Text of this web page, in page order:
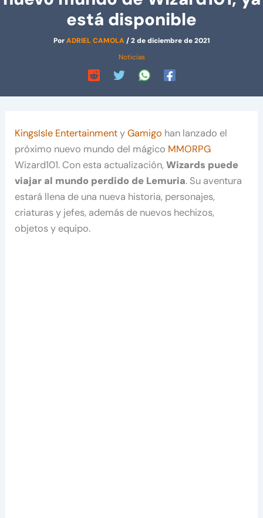
está disponible
PorADRIEL CAMOLA/2 de diciembre de 2021
Noticias
KingsIsle EntertainmentyGamigo han lanzado el
próximo nuevo mundo del mágico MMORPG
Wizard101. Con esta actualización,Wizards puede
viajar al mundo perdido de Lemuria. Su aventura
estará llena de una nueva historia, personajes,
criaturas y jefes, además de nuevos hechizos,
objetos y equipo.